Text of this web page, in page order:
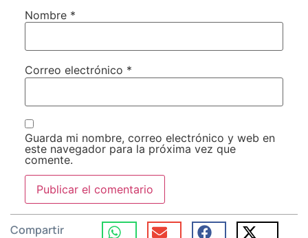
Nombre *
Correo electrónico *
Guarda mi nombre, correo electrónico y web en
este navegador para la próxima vez que
comente.
Compartir